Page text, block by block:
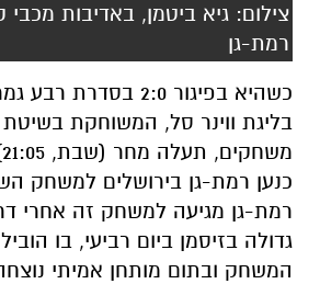
צילום: גיא ביטמן, באדיבות מכבי
רמת-גן
כשהיא בפיגור 2:0
בליגת ווינר סל, המשוחקת
כנען רמת-גן בירושלים למשחק
רמת-גן מגיעה למשחק זה אחרי
גדולה בזיסמן ביום רביעי, בו
המשחק ובתום מותחן אמיתי